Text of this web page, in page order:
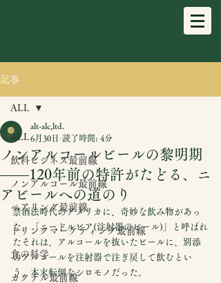
記事
ALL
飲料ビジネス最前線
ノンアルコール最前線
ペアリング最前線
ドリンクマーケティング最前線
食の科学
カクテル最前線
ALL
ノンアルコールビールの黎明期
——120年前の特許がたどる、ニ
アビールへの道のり
alt-alc,ltd.
6月30日 読了時間: 4分
禁酒法時代のアメリカに、奇妙な飲み物があっ
た。「ニードルビア(注射器のビール)」と呼ばれ
たそれは、アルコールを抜いたビールに、別添
のアルコールを注射器で注ぎ戻して飲むとい
う、本末転倒なシロモノだった。